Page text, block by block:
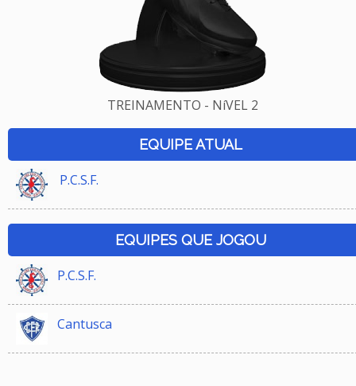
TREINAMENTO - NíVEL 2
EQUIPE ATUAL
P.C.S.F.
EQUIPES QUE JOGOU
P.C.S.F.
Cantusca